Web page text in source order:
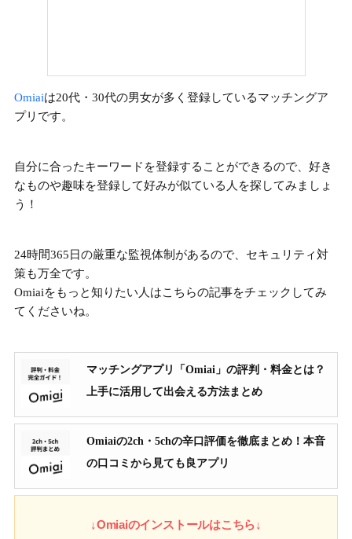
Omiaiは20代・30代の男女が多く登録しているマッチングア
プリです。
自分に合ったキーワードを登録することができるので、好き
なものや趣味を登録して好みが似ている人を探してみましょ
う！
24時間365日の厳重な監視体制があるので、セキュリティ対
策も万全です。
Omiaiをもっと知りたい人はこちらの記事をチェックしてみ
てくださいね。
マッチングアプリ「Omiai」の評判・料金とは？
上手に活用して出会える方法まとめ
Omiaiの2ch・5chの辛口評価を徹底まとめ！本音
の口コミから見ても良アプリ
↓Omiaiのインストールはこちら↓